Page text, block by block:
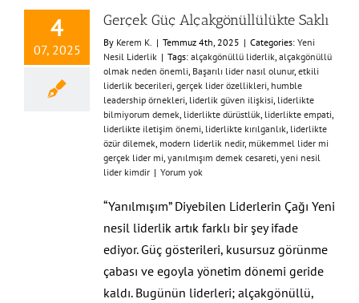
4
07, 2025
Gerçek Güç Alçakgönüllülükte Saklı
By Kerem K. | Temmuz 4th, 2025 | Categories: Yeni
Nesil Liderlik | Tags: alçakgönüllü liderlik, alçakgönüllü
olmak neden önemli, Başarılı lider nasıl olunur, etkili
liderlik becerileri, gerçek lider özellikleri, humble
leadership örnekleri, liderlik güven ilişkisi, liderlikte
bilmiyorum demek, liderlikte dürüstlük, liderlikte empati,
liderlikte iletişim önemi, liderlikte kırılganlık, liderlikte
özür dilemek, modern liderlik nedir, mükemmel lider mi
gerçek lider mi, yanılmışım demek cesareti, yeni nesil
lider kimdir | Yorum yok
“Yanılmışım” Diyebilen Liderlerin Çağı Yeni
nesil liderlik artık farklı bir şey ifade
ediyor. Güç gösterileri, kusursuz görünme
çabası ve egoyla yönetim dönemi geride
kaldı. Bugünün liderleri; alçakgönüllü,